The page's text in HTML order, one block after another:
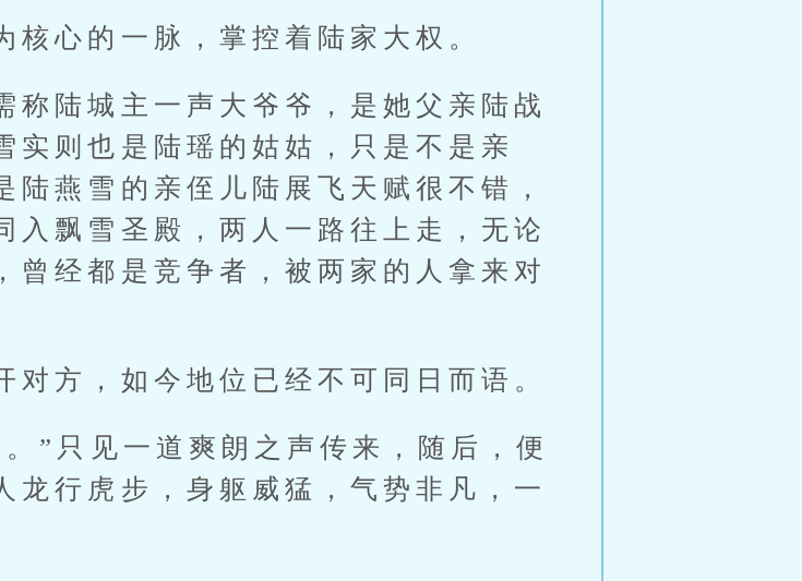
心的一脉，掌控着陆家大权。
陆城主一声大爷爷，是她父亲陆战
实则也是陆瑶的姑姑，只是不是亲
燕雪的亲侄儿陆展飞天赋很不错，
入飘雪圣殿，两人一路往上走，无论
曾经都是竞争者，被两家的人拿来对
方，如今地位已经不可同日而语。
只见一道爽朗之声传来，随后，便
龙行虎步，身躯威猛，气势非凡，一